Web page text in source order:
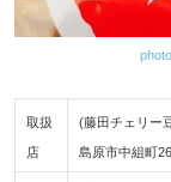
取扱
店
(藤田チェリー
島原市中組町